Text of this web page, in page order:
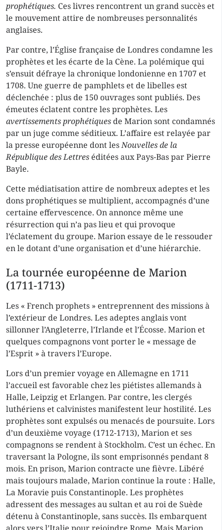
prophétiques. Ces livres rencontrent un grand succès et
le mouvement attire de nombreuses personnalités
anglaises.
Par contre, l’Église française de Londres condamne les
prophètes et les écarte de la Cène. La polémique qui
s’ensuit défraye la chronique londonienne en 1707 et
1708. Une guerre de pamphlets et de libelles est
déclenchée : plus de 150 ouvrages sont publiés. Des
émeutes éclatent contre les prophètes. Les
avertissements prophétiques de Marion sont condamnés
par un juge comme séditieux. L’affaire est relayée par
la presse européenne dont lesNouvelles de la
République des Lettres éditées aux Pays-Bas par Pierre
Bayle.
Cette médiatisation attire de nombreux adeptes et les
dons prophétiques se multiplient, accompagnés d’une
certaine effervescence. On annonce même une
résurrection qui n’a pas lieu et qui provoque
l’éclatement du groupe. Marion essaye de le ressouder
en le dotant d’une organisation et d’une hiérarchie.
La tournée européenne de Marion
(1711-1713)
Les « French prophets » entreprennent des missions à
l’extérieur de Londres. Les adeptes anglais vont
sillonner l’Angleterre, l’Irlande et l’Écosse. Marion et
quelques compagnons vont porter le « message de
l’Esprit » à travers l’Europe.
Lors d’un premier voyage en Allemagne en 1711
l’accueil est favorable chez les piétistes allemands à
Halle, Leipzig et Erlangen. Par contre, les clergés
luthériens et calvinistes manifestent leur hostilité. Les
prophètes sont expulsés ou menacés de poursuite. Lors
d’un deuxième voyage (1712-1713), Marion et ses
compagnons se rendent à Stockholm. C’est un échec. En
traversant la Pologne, ils sont emprisonnés pendant 8
mois. En prison, Marion contracte une fièvre. Libéré
mais toujours malade, Marion continue la route : Halle,
La Moravie puis Constantinople. Les prophètes
adressent des messages au sultan et au roi de Suède
détenu à Constantinople, sans succès. Ils embarquent